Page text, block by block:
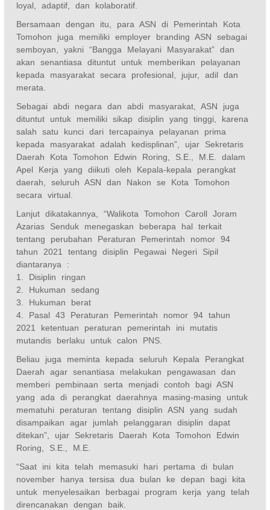
loyal, adaptif, dan kolaboratif.
Bersamaan dengan itu, para ASN di Pemerintah Kota
Tomohon juga memiliki employer branding ASN sebagai
semboyan, yakni “Bangga Melayani Masyarakat” dan
akan senantiasa dituntut untuk memberikan pelayanan
kepada masyarakat secara profesional, jujur, adil dan
merata.
Sebagai abdi negara dan abdi masyarakat, ASN juga
dituntut untuk memiliki sikap disiplin yang tinggi, karena
salah satu kunci dari tercapainya pelayanan prima
kepada masyarakat adalah kedisplinan”, ujar Sekretaris
Daerah Kota Tomohon Edwin Roring, S.E., M.E. dalam
Apel Kerja yang diikuti oleh Kepala-kepala perangkat
daerah, seluruh ASN dan Nakon se Kota Tomohon
secara virtual.
Lanjut dikatakannya, “Walikota Tomohon Caroll Joram
Azarias Senduk menegaskan beberapa hal terkait
tentang perubahan Peraturan Pemerintah nomor 94
tahun 2021 tentang disiplin Pegawai Negeri Sipil
diantaranya :
1. Disiplin ringan
2. Hukuman sedang
3. Hukuman berat
4. Pasal 43 Peraturan Pemerintah nomor 94 tahun
2021 ketentuan peraturan pemerintah ini mutatis
mutandis berlaku untuk calon PNS.
Beliau juga meminta kepada seluruh Kepala Perangkat
Daerah agar senantiasa melakukan pengawasan dan
memberi pembinaan serta menjadi contoh bagi ASN
yang ada di perangkat daerahnya masing-masing untuk
mematuhi peraturan tentang disiplin ASN yang sudah
disampaikan agar jumlah pelanggaran disiplin dapat
ditekan”, ujar Sekretaris Daerah Kota Tomohon Edwin
Roring, S.E., M.E.
“Saat ini kita telah memasuki hari pertama di bulan
november hanya tersisa dua bulan ke depan bagi kita
untuk menyelesaikan berbagai program kerja yang telah
direncanakan dengan baik.